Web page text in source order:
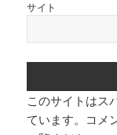
サイト
このサイトはス
ています。 コメ